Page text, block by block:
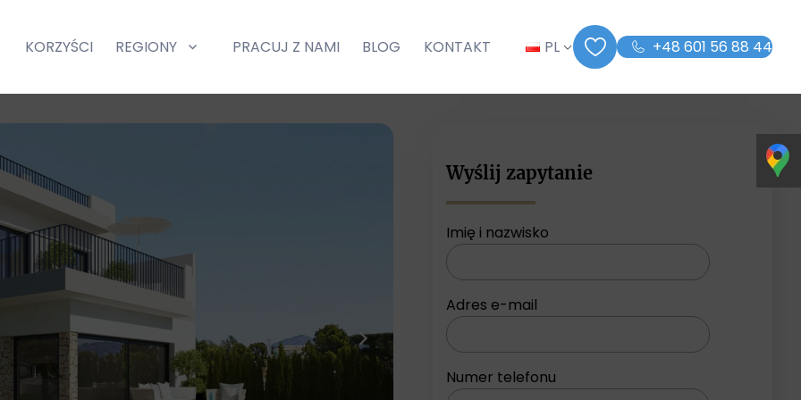
KORZYŚCI REGIONY PRACUJ Z NAMI BLOG KONTAKT PL +48 601 56 88 44
Wyślij zapytanie
Imię i nazwisko
Adres e-mail
Numer telefonu